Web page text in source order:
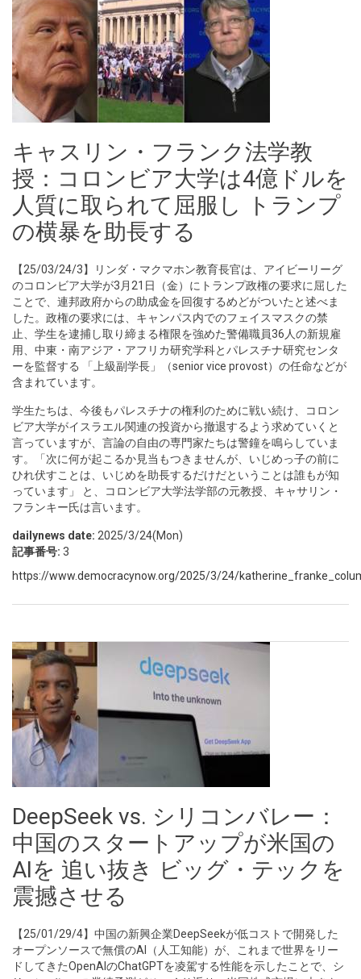
キャスリン・フランク法学教
授：コロンビア大学は4億ドルを
人質に取られて屈服し トランプ
の横暴を助長する
【25/03/24/3】リンダ・マクマホン教育長官は、アイビーリーグ
のコロンビア大学が3月21日（金）にトランプ政権の要求に屈した
ことで、連邦政府からの助成金を回復するめどがついたと述べま
した。政権の要求には、キャンパス内でのフェイスマスクの禁
止、学生を逮捕し取り締まる権限を強めた警備職員36人の新規雇
用、中東・南アジア・アフリカ研究学科とパレスチナ研究センタ
ーを監督する 「上級副学長」（senior vice provost）の任命などが
含まれています。
学生たちは、今後もパレスチナの権利のために戦い続け、コロン
ビア大学がイスラエル関連の投資から撤退するよう求めていくと
言っていますが、言論の自由の専門家たちは警鐘を鳴らしていま
す。「次に何が起こるか見当もつきませんが、いじめっ子の前に
ひれ伏すことは、いじめを助長するだけだということは誰もが知
っています」 と、コロンビア大学法学部の元教授、キャサリン・
フランキー氏は言います。
dailynews date: 2025/3/24(Mon)
記事番号: 3
https://www.democracynow.org/2025/3/24/
DeepSeek vs. シリコンバレー：
中国のスタートアップが米国の
AIを 追い抜き ビッグ・テックを
震撼させる
【25/01/29/4】中国の新興企業DeepSeekが低コストで開発した
オープンソースで無償のAI（人工知能）が、これまで世界をリー
ドしてきたOpenAIのChatGPTを凌駕する性能を示したことで、シ